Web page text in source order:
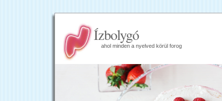
Ízbolygó
ahol minden a nyelved körül forog